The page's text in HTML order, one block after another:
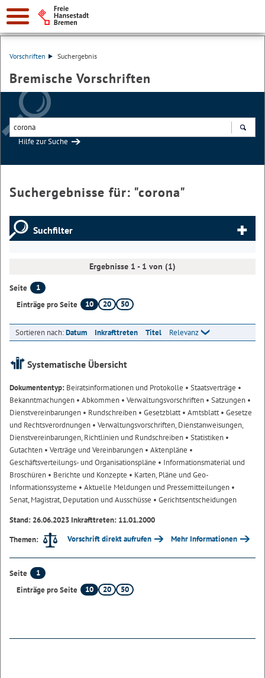
Vorschriften Suchergebnis
Bremische Vorschriften
Hilfe zur Suche
Suchergebnisse für: "corona"
Suchfilter
Ergebnisse 1 - 1 von (1)
Seite
1
Einträge pro Seite
10 20 50
Sortieren nach:Datum Inkrafttreten Titel Relevanz
Systematische Übersicht
Dokumententyp: Beiratsinformationen und Protokolle • Staatsverträge •
Bekanntmachungen • Abkommen • Verwaltungsvorschriften • Satzungen •
Dienstvereinbarungen • Rundschreiben • Gesetzblatt• Amtsblatt• Gesetze
und Rechtsverordnungen • Verwaltungsvorschriften, Dienstanweisungen,
Dienstvereinbarungen, Richtlinien und Rundschreiben • Statistiken •
Gutachten • Verträge und Vereinbarungen • Aktenpläne •
Geschäftsverteilungs- und Organisationspläne • Informationsmaterial und
Broschüren • Berichte und Konzepte • Karten, Pläne und Geo-
Informationssysteme • Aktuelle Meldungen und Pressemitteilungen •
Senat, Magistrat, Deputation und Ausschüsse • Gerichtsentscheidungen
Stand: 26.06.2023 Inkrafttreten: 11.01.2000
Themen:
Vorschrift direkt aufrufen Mehr Informationen
Seite
1
Einträge pro Seite
10 20 50